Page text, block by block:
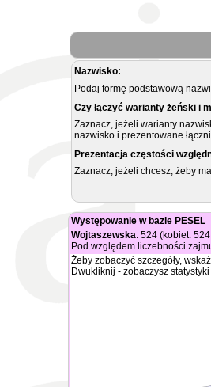
Nazwisko:
Podaj formę podstawową
Czy łączyć warianty żeński i
Zaznacz, jeżeli warianty
nazwisko i prezentowane
Prezentacja częstości
Zaznacz, jeżeli chcesz, żeby
Występowanie w bazie PESEL
Wojtaszewska: 524 (kobiet:
Pod względem liczebności
Żeby zobaczyć szczegóły,
Dwukliknij - zobaczysz